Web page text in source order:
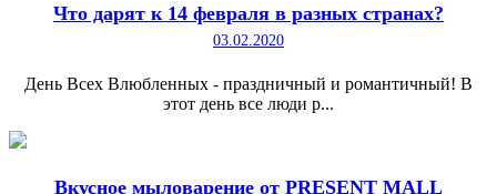
Что дарят к 14 февраля в разных странах?
03.02.2020
День Всех Влюбленных - праздничный и романтичный! В
этот день все люди р...
Вкусное мыловарение от PRESENT MALL